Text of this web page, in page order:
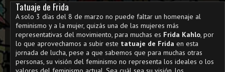
Tatuaje de Frida
A solo 3 días del 8 de marzo no puede faltar un homenaje al
feminismo y a la mujer, quizás una de las mujeres más
representativas del movimiento, para muchas es Frida Kahlo, por
lo que aprovechamos a subir este tatuaje de Frida en esta
jornada de lucha, pese a que sabemos que para muchas otras
personas, su visión del feminismo no representa los ideales o los